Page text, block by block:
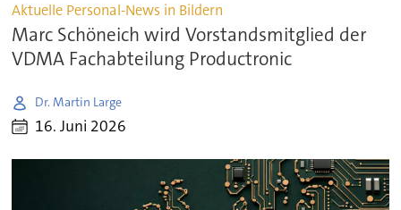
Aktuelle Personal-News in Bildern
Marc Schöneich wird Vorstandsmitglied der
VDMA Fachabteilung Productronic
Dr. Martin Large
16. Juni 2026